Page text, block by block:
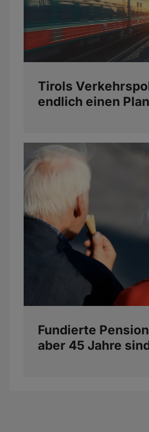
Tirols
endlich einen Plan
Fundierte
aber 45 Jahre